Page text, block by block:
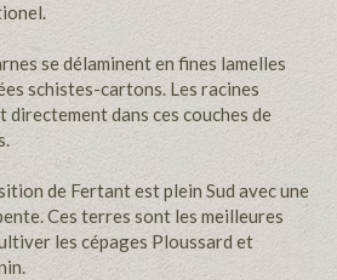
se délaminent en fines lamelles
schistes-cartons. Les racines
directement dans ces couches de
de Fertant est plein Sud avec une
Ces terres sont les meilleures
les cépages Ploussard et